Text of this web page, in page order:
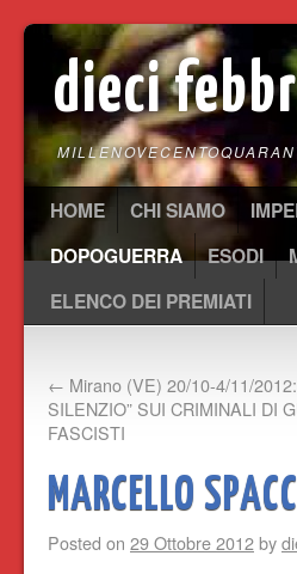
dieci
HOME CHI SIAMO
DOPOGUERRA
ESODI
ELENCO DEI PREMIATI
← Mirano (VE) 20/10-4/11/
SILENZIO” SUI CRIMINALI DI
FASCISTI
MARCELLO
Posted on 29 Ottobre 2012by